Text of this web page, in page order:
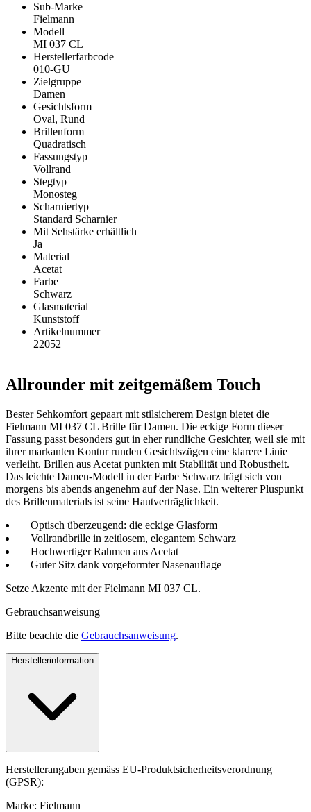
Sub-Marke
Fielmann
Modell
MI 037 CL
Herstellerfarbcode
010-GU
Zielgruppe
Damen
Gesichtsform
Oval, Rund
Brillenform
Quadratisch
Fassungstyp
Vollrand
Stegtyp
Monosteg
Scharniertyp
Standard Scharnier
Mit Sehstärke erhältlich
Ja
Material
Acetat
Farbe
Schwarz
Glasmaterial
Kunststoff
Artikelnummer
22052
Allrounder mit zeitgemäßem Touch
Bester Sehkomfort gepaart mit stilsicherem Design bietet die
Fielmann MI 037 CL Brille für Damen. Die eckige Form dieser
Fassung passt besonders gut in eher rundliche Gesichter, weil sie mit
ihrer markanten Kontur runden Gesichtszügen eine klarere Linie
verleiht. Brillen aus Acetat punkten mit Stabilität und Robustheit.
Das leichte Damen-Modell in der Farbe Schwarz trägt sich von
morgens bis abends angenehm auf der Nase. Ein weiterer Pluspunkt
des Brillenmaterials ist seine Hautverträglichkeit.
Optisch überzeugend: die eckige Glasform
Vollrandbrille in zeitlosem, elegantem Schwarz
Hochwertiger Rahmen aus Acetat
Guter Sitz dank vorgeformter Nasenauflage
Setze Akzente mit der Fielmann MI 037 CL.
Gebrauchsanweisung
Bitte beachte die Gebrauchsanweisung.
Herstellerinformation
Herstellerangaben gemäss EU-Produktsicherheitsverordnung
(GPSR):
Marke: Fielmann